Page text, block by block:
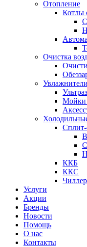
Отопление
Котлы
Очистка
Увлажнители
Мойки
ККБ
ККС
Услуги
Акции
Бренды
Новости
Помощь
О нас
Контакты